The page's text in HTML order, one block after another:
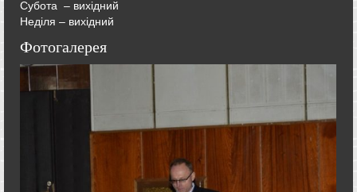
Субота – вихідний
Неділя – вихідний
Фотогалерея